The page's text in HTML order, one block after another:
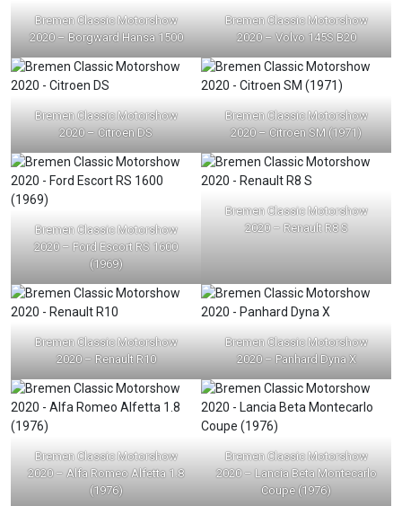
Bremen Classic Motorshow
2020 – Borgward Hansa 1500
Bremen Classic Motorshow
2020 – Volvo 145S B20
Bremen Classic Motorshow
2020 – Citroen DS
Bremen Classic Motorshow
2020 – Citroen SM (1971)
Bremen Classic Motorshow
2020 – Ford Escort RS 1600
(1969)
Bremen Classic Motorshow
2020 – Renault R8 S
Bremen Classic Motorshow
2020 – Renault R10
Bremen Classic Motorshow
2020 – Panhard Dyna X
Bremen Classic Motorshow
2020 – Alfa Romeo Alfetta 1.8
(1976)
Bremen Classic Motorshow
2020 – Lancia Beta Montecarlo
Coupe (1976)